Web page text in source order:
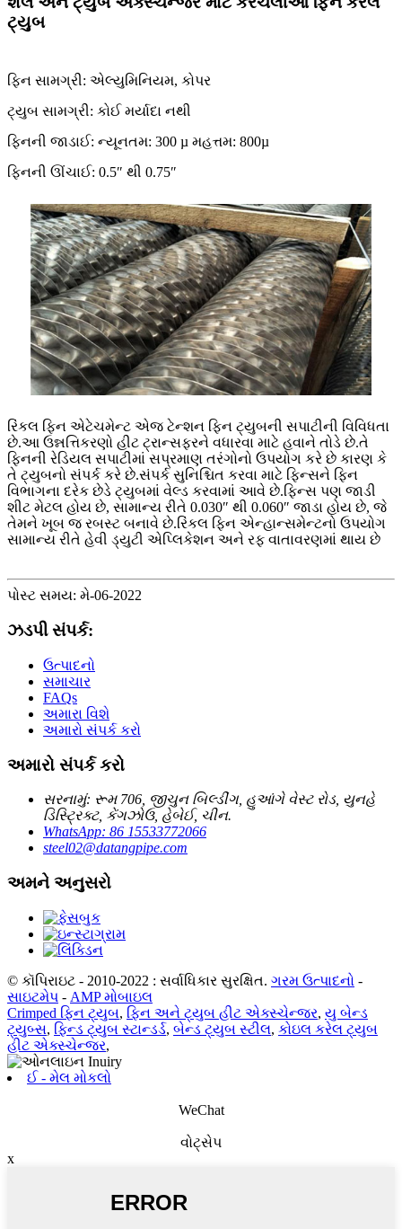
ટ્યુબ
ફિન સામગ્રી: એલ્યુમિનિયમ, કોપર
ટ્યુબ સામગ્રી: કોઈ મર્યાદા નથી
ફિનની જાડાઈ: ન્યૂનતમ: 300 µ મહત્તમ: 800µ
ફિનની ઊંચાઈ: 0.5″ થી 0.75″
રિંકલ ફિન એટેચમેન્ટ એજ ટેન્શન ફિન ટ્યુબની સપાટીની વિવિધતા
છે.આ ઉન્નત્તિકરણો હીટ ટ્રાન્સફરને વધારવા માટે હવાને તોડે છે.તે
ફિનની રેડિયલ સપાટીમાં સપ્રમાણ તરંગોનો ઉપયોગ કરે છે કારણ કે
તે ટ્યુબનો સંપર્ક કરે છે.સંપર્ક સુનિશ્ચિત કરવા માટે ફિન્સને ફિન
વિભાગના દરેક છેડે ટ્યુબમાં વેલ્ડ કરવામાં આવે છે.ફિન્સ પણ જાડી
શીટ મેટલ હોય છે, સામાન્ય રીતે 0.030″ થી 0.060″ જાડા હોય છે, જે
તેમને ખૂબ જ રબસ્ટ બનાવે છે.રિંકલ ફિન એન્હાન્સમેન્ટનો ઉપયોગ
સામાન્ય રીતે હેવી ડ્યુટી એપ્લિકેશન અને રફ વાતાવરણમાં થાય છે
પોસ્ટ સમય: મે-06-2022
ઝડપી સંપર્ક:
ઉત્પાદનો
સમાચાર
FAQs
અમારા વિશે
અમારો સંપર્ક કરો
અમારો સંપર્ક કરો
સરનામું: રૂમ 706, જીચુન બિલ્ડીંગ, હુઆંગે વેસ્ટ રોડ, યુનહે
ડિસ્ટ્રિક્ટ, કેંગઝોઉ, હેબેઈ, ચીન.
WhatsApp: 86 15533772066
steel02@datangpipe.com
અમને અનુસરો
© કૉપિરાઇટ - 2010-2022 : સર્વાધિકાર સુરક્ષિત. ગરમ ઉત્પાદનો -
સાઇટમેપ - AMP મોબાઇલ
Crimped ફિન ટ્યુબ, ફિન અને ટ્યુબ હીટ એક્સ્ચેન્જર, યુ બેન્ડ
ટ્યુબ્સ, ફિન્ડ ટ્યુબ સ્ટાન્ડર્ડ, બેન્ડ ટ્યુબ સ્ટીલ, કોઇલ કરેલ ટ્યુબ
હીટ એક્સ્ચેન્જર,
ઈ - મેલ મોકલો
WeChat
વોટ્સેપ
x